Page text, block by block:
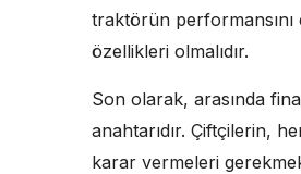
traktörün performansını
özellikleri olmalıdır.
Son olarak, arasında
anahtarıdır. Çiftçilerin,
karar vermeleri